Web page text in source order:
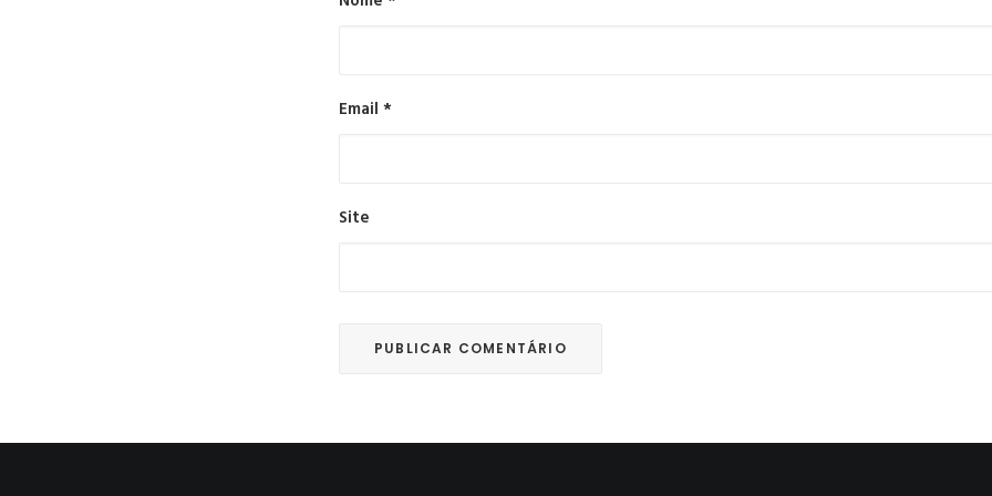
Email *
Site